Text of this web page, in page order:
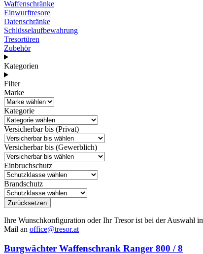
Waffenschränke
Einwurftresore
Datenschränke
Schlüsselaufbewahrung
Tresortüren
Zubehör
Kategorien
Filter
Marke
Kategorie
Versicherbar bis (Privat)
Versicherbar bis (Gewerblich)
Einbruchschutz
Brandschutz
Zurücksetzen
Ihre Wunschkonfiguration oder Ihr Tresor ist bei der Auswahl
Mail an office@tresor.at
Burgwächter Waffenschrank Ranger 800 / 8